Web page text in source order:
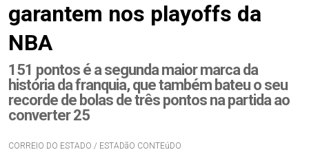
garantem nos playoffs da
NBA
151 pontos é a segunda maior marca da
história da franquia, que também bateu o seu
recorde de bolas de três pontos na partida ao
converter 25
CORREIO DO ESTADO / ESTADãO CONTEúDO